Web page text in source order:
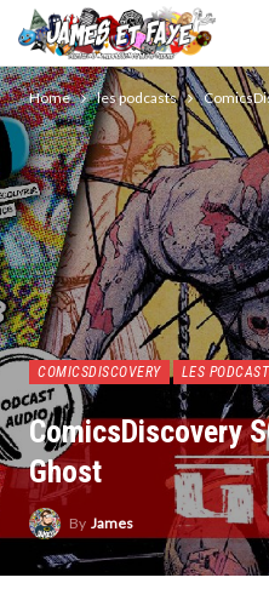
Home les podcasts
COMICSDISCOVERY LES
ComicsDiscovery
Ghost
By James